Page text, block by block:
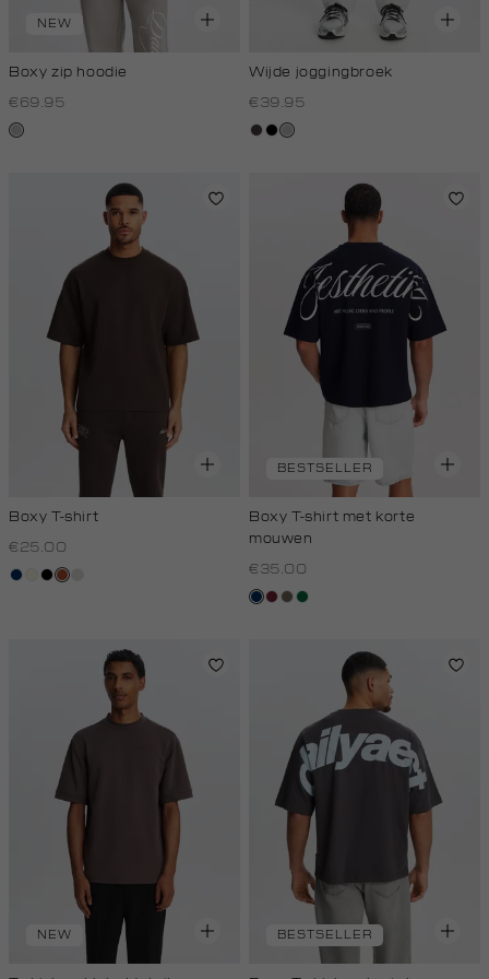
NEW
Boxy zip hoodie
€69.95
lichtgrijs
Wijde joggingbroek
€39.95
choco
zwart
grijs,
Boxy T-shirt
€25.00
donkerblauw
wit,zwart
bruin
BESTSELLER
Boxy T-shirt met korte
mouwen
€35.00
donkerblauw
bordeaux
lichtbruin
donkergroen
NEW BESTSELLER